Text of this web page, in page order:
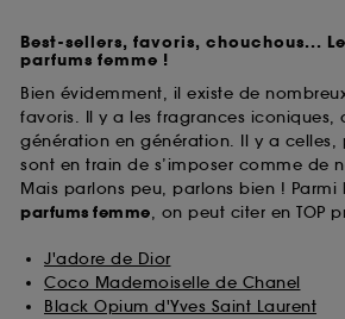
Best-sellers, favoris, chouchous...
parfums femme !
Bien évidemment, il existe de
favoris. Il y a les fragrances iconiques,
génération en génération. Il y a celles,
sont en train de s’imposer comme de
Mais parlons peu, parlons bien ! Parmi
parfums femme, on peut citer en TOP
J'adore de Dior
Coco Mademoiselle de Chanel
Black Opium d'Yves Saint Laurent